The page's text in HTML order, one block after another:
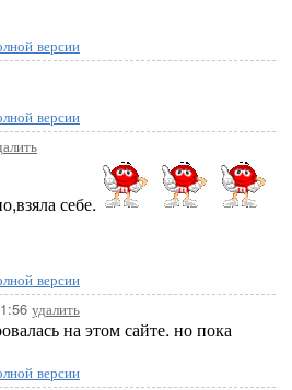
версии
версии
себе.
версии
удалить
на этом сайте. но пока
версии